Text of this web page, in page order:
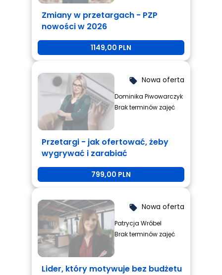
Zmiany w przetargach - PZP
nowości w 2026
1149,00 PLN
local_offer Nowa oferta
Dominika Piwowarczyk
Brak terminów zajęć
Przetargi - jak ofertować, żeby
wygrywać i zarabiać
799,00 PLN
local_offer Nowa oferta
Patrycja Wróbel
Brak terminów zajęć
Lider, który motywuje bez budżetu